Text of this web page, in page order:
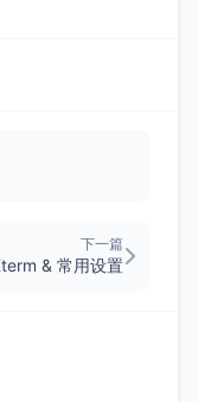
下一篇
& 常用设置